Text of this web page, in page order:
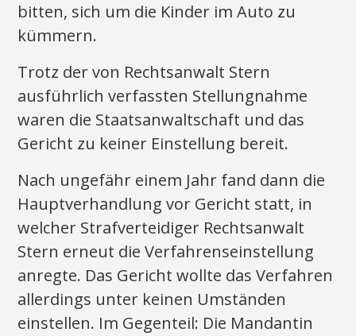
bitten, sich um die Kinder im Auto zu
kümmern.
Trotz der von Rechtsanwalt Stern
ausführlich verfassten Stellungnahme
waren die Staatsanwaltschaft und das
Gericht zu keiner Einstellung bereit.
Nach ungefähr einem Jahr fand dann die
Hauptverhandlung vor Gericht statt, in
welcher Strafverteidiger Rechtsanwalt
Stern erneut die Verfahrenseinstellung
anregte. Das Gericht wollte das Verfahren
allerdings unter keinen Umständen
einstellen. Im Gegenteil: Die Mandantin